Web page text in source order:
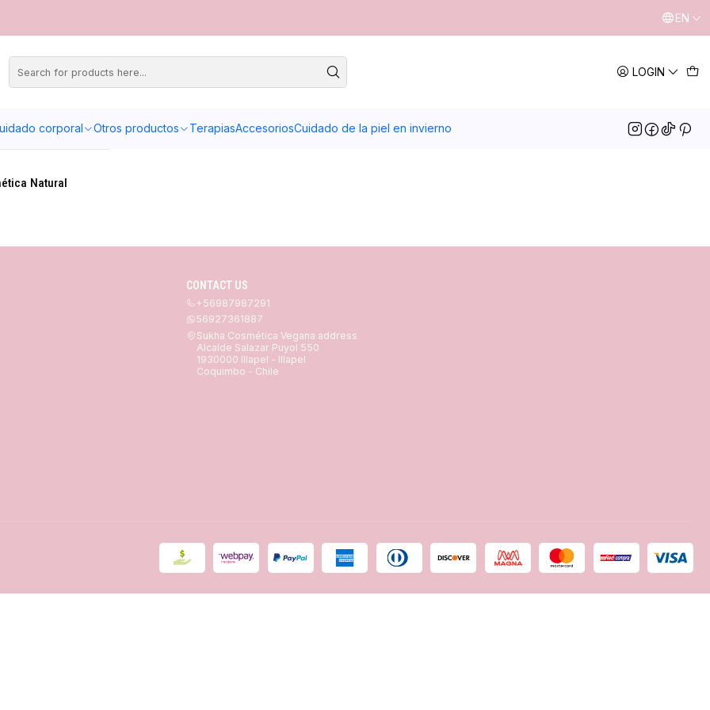
LOGIN
corporal Otros productos TerapiasAccesoriosCuidado de la piel en invierno
EN
Natural
CONTACT US
+56987987291
56927361887
Sukha Cosmética Vegana address
Alcalde Salazar Puyol 550
1930000 Illapel - Illapel
Coquimbo - Chile